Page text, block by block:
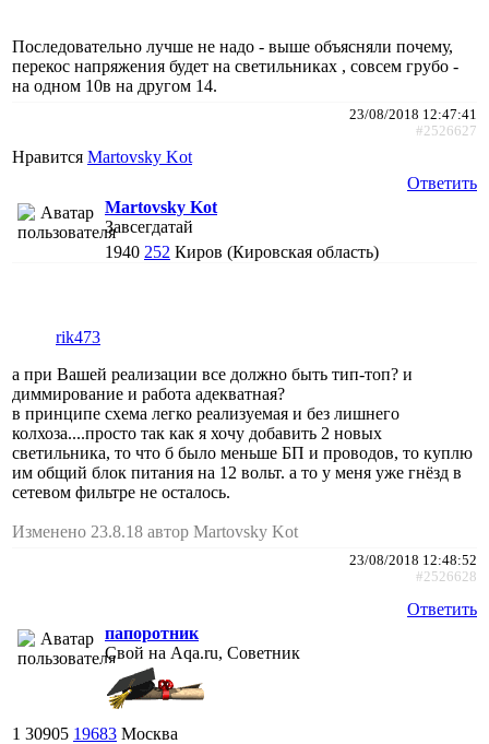
Последовательно лучше не надо - выше объясняли почему,
перекос напряжения будет на светильниках , совсем грубо -
на одном 10в на другом 14.
23/08/2018 12:47:41
#2526627
Нравится Martovsky Kot
Ответить
Martovsky Kot
Завсегдатай
1940 252 Киров (Кировская область)
rik473
а при Вашей реализации все должно быть тип-топ? и
диммирование и работа адекватная?
в принципе схема легко реализуемая и без лишнего
колхоза....просто так как я хочу добавить 2 новых
светильника, то что б было меньше БП и проводов, то куплю
им общий блок питания на 12 вольт. а то у меня уже гнёзд в
сетевом фильтре не осталось.
Изменено 23.8.18 автор Martovsky Kot
23/08/2018 12:48:52
#2526628
Ответить
папоротник
Свой на Aqa.ru, Советник
1 30905 19683 Москва